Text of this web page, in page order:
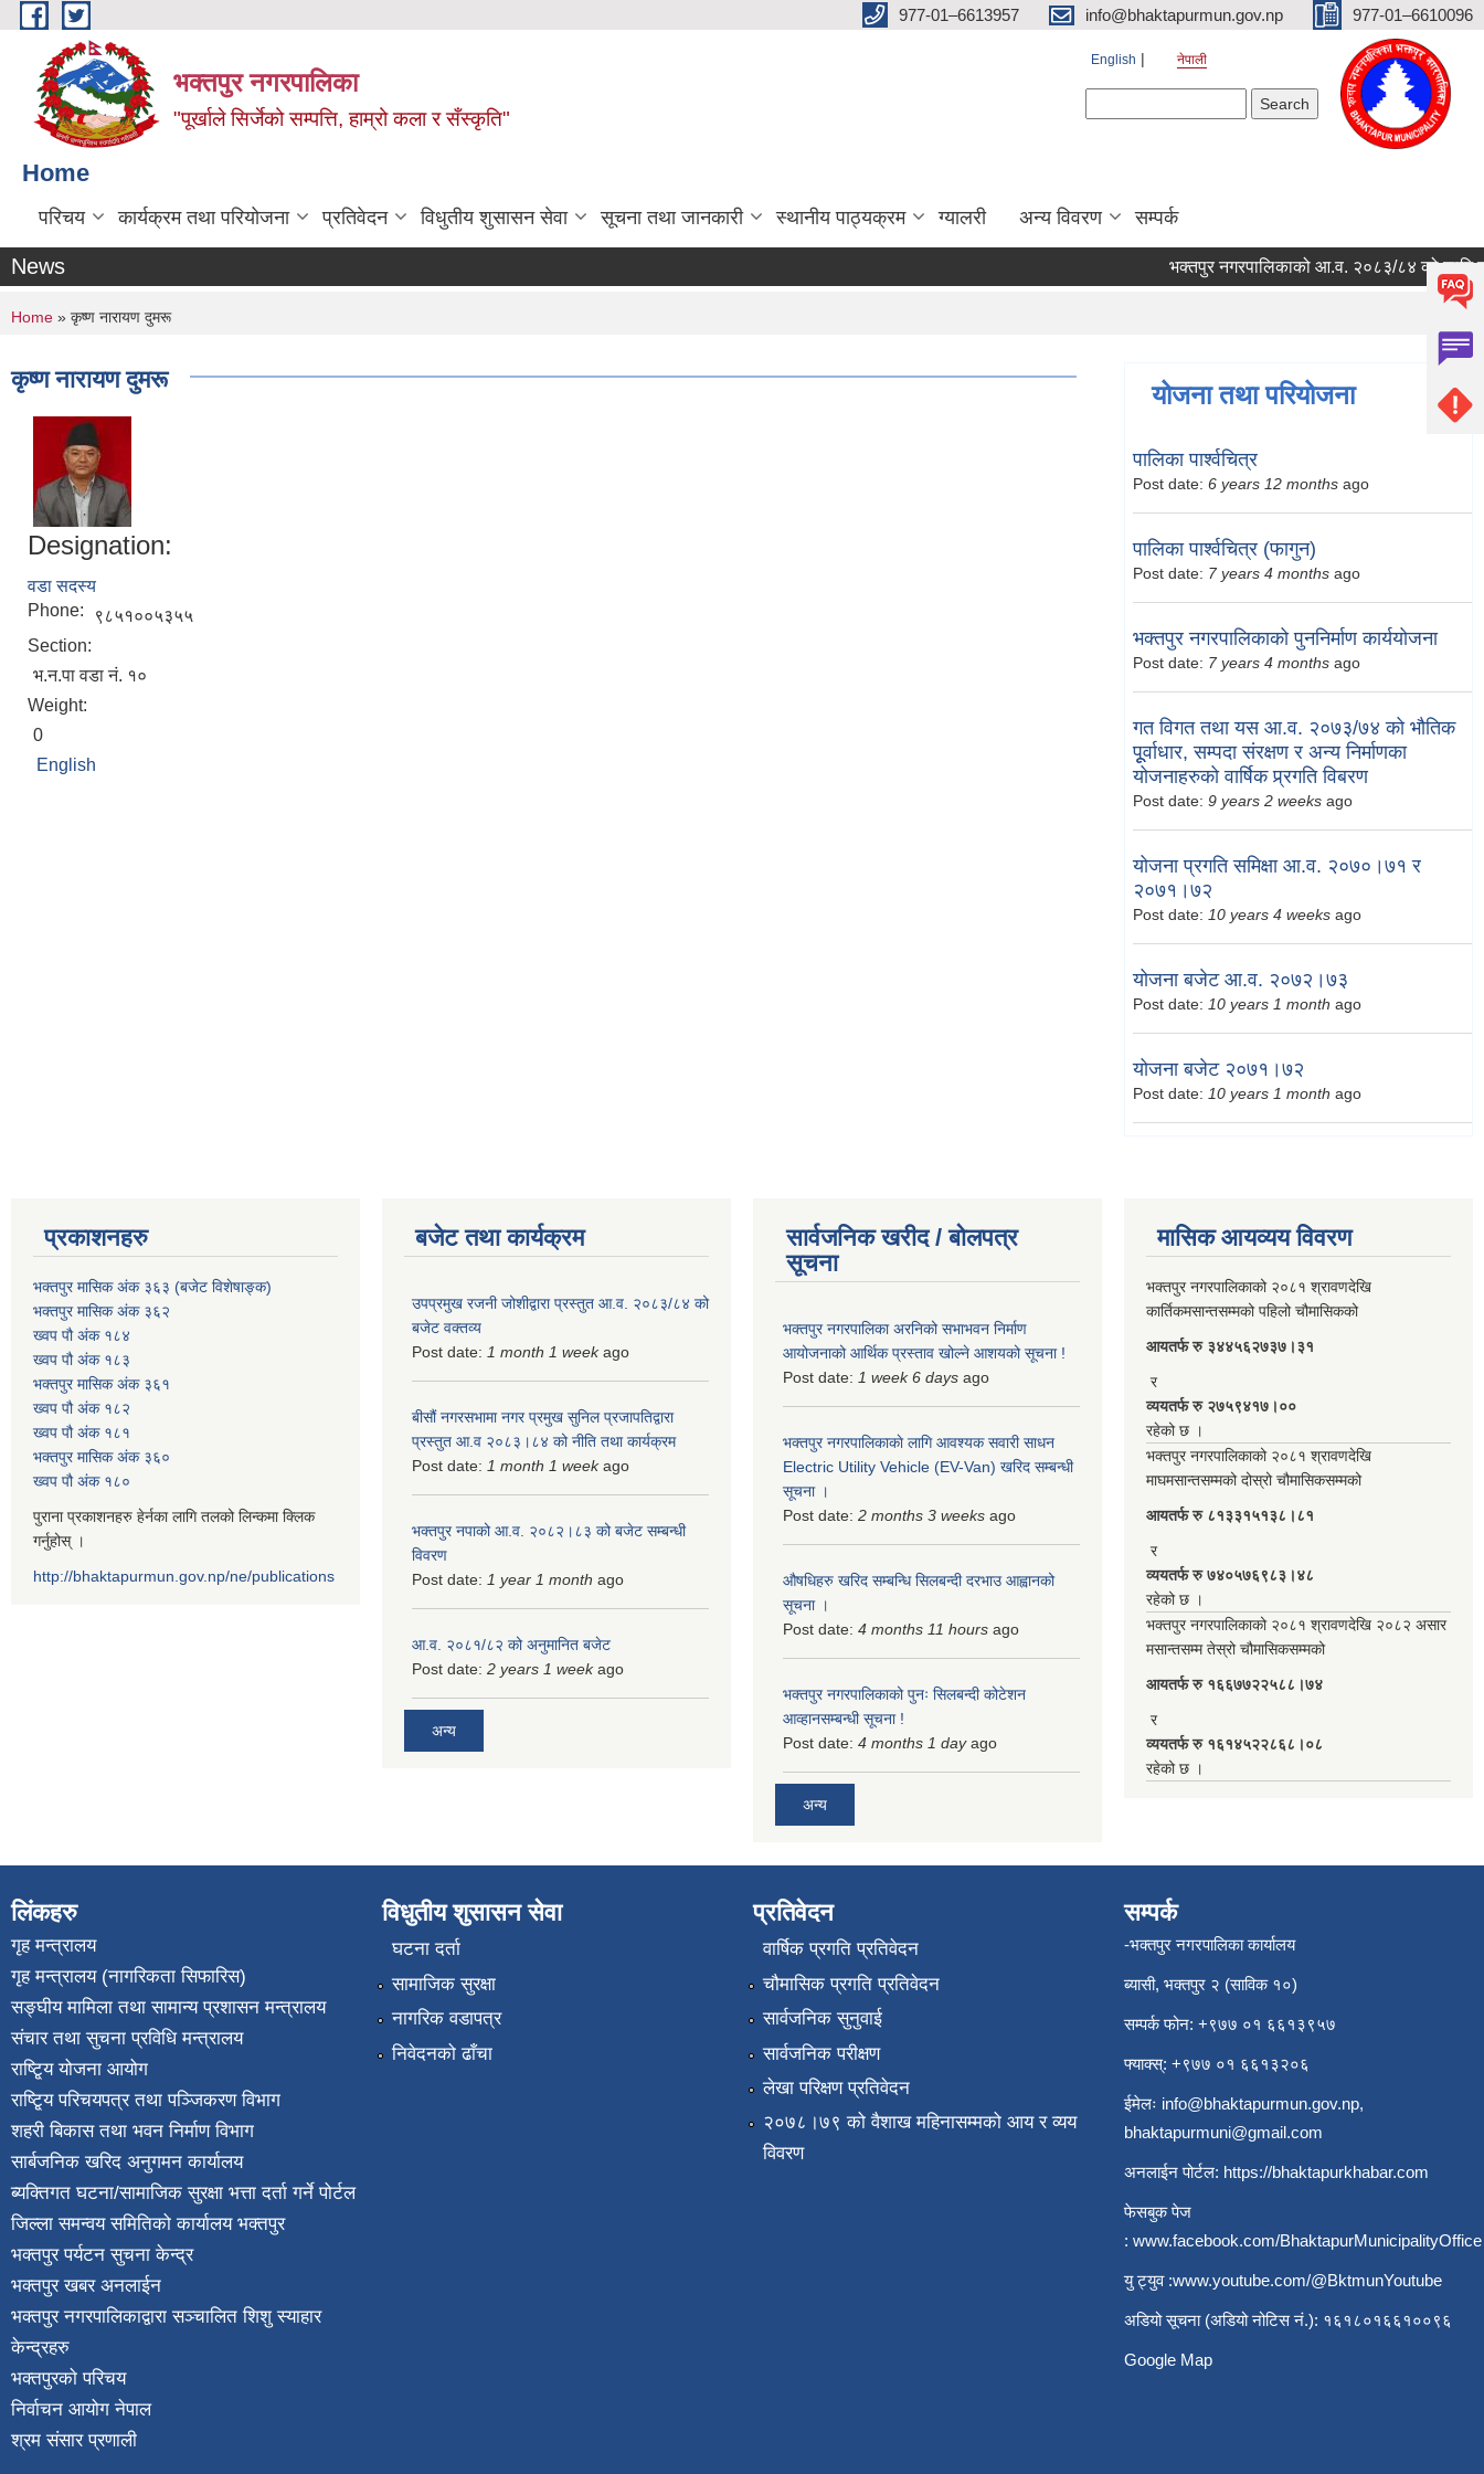
Skip to main content 977-01–6613957 info@bhaktapurmun.gov.np 977-01–6610096
भक्तपुर नगरपालिका
"पूर्खाले सिर्जेको सम्पत्ति, हाम्रो कला र सँस्कृति"
English नेपाली
Home
परिचय कार्यक्रम तथा परियोजना प्रतिवेदन विधुतीय शुसासन सेवा सूचना तथा जानकारी स्थानीय पाठ्यक्रम ग्यालरी अन्य विवरण सम्पर्क
News भक्तपुर नगरपालिकाको आ.व. २०८३/८४ को लागि
You are here
Home » कृष्ण नारायण दुमरू
कृष्ण नारायण दुमरू
Designation:
वडा सदस्य
Phone:
९८५१००५३५५
Section:
भ.न.पा वडा नं. १०
Weight:
0
English
योजना तथा परियोजना
पालिका पार्श्वचित्र
Post date: 6 years 12 months ago
पालिका पार्श्वचित्र (फागुन)
Post date: 7 years 4 months ago
भक्तपुर नगरपालिकाको पुननिर्माण कार्ययोजना
Post date: 7 years 4 months ago
गत विगत तथा यस आ.व. २०७३/७४ को भौतिक
पूूर्वाधार, सम्पदा संरक्षण र अन्य निर्माणका
योजनाहरुको वार्षिक प्र्रगति विबरण
Post date: 9 years 2 weeks ago
योजना प्रगति समिक्षा आ.व. २०७०।७१ र
२०७१।७२
Post date: 10 years 4 weeks ago
योजना बजेट आ.व. २०७२।७३
Post date: 10 years 1 month ago
योजना बजेट २०७१।७२
Post date: 10 years 1 month ago
प्रकाशनहरु
भक्तपुर मासिक अंक ३६३ (बजेट विशेषाङ्क)
भक्तपुर मासिक अंक ३६२
ख्वप पौ अंक १८४
ख्वप पौ अंक १८३
भक्तपुर मासिक अंक ३६१
ख्वप पौ अंक १८२
ख्वप पौ अंक १८१
भक्तपुर मासिक अंक ३६०
ख्वप पौ अंक १८०
पुराना प्रकाशनहरु हेर्नका लागि तलको लिन्कमा क्लिक
गर्नुहोस् ।
http://bhaktapurmun.gov.np/ne/publications
बजेट तथा कार्यक्रम
उपप्रमुख रजनी जोशीद्वारा प्रस्तुत आ.व. २०८३/८४ को
बजेट वक्तव्य
Post date: 1 month 1 weekago
बीसौं नगरसभामा नगर प्रमुख सुनिल प्रजापतिद्वारा
प्रस्तुत आ.व‍ २०८३।८४ को नीति तथा कार्यक्रम
Post date: 1 month 1 weekago
भक्तपुर नपाको आ.व. २०८२।८३ को बजेट सम्बन्धी
विवरण
Post date: 1 year 1 month ago
आ.व. २०८१/८२ को अनुमानित बजेट
Post date: 2 years 1 weekago
अन्य
सार्वजनिक खरीद / बोलपत्र
सूचना
भक्तपुर नगरपालिका अरनिको सभाभवन निर्माण
आयोजनाको आर्थिक प्रस्ताव खोल्ने आशयको सूचना !
Post date: 1 week 6 days ago
भक्तपुर नगरपालिकाकाे लागि आवश्यक सवारी साधन
Electric Utility Vehicle (EV-Van) खरिद सम्बन्धी
सूचना ।
Post date: 2 months 3 weeks ago
औषधिहरु खरिद सम्बन्धि सिलबन्दी दरभाउ आह्वानको
सूचना ।
Post date: 4 months 11 hours ago
भक्तपुर नगरपालिकाको पुनः सिलबन्दी कोटेशन
आव्हानसम्बन्धी सूचना !
Post date: 4 months 1 dayago
अन्य
मासिक आयव्यय विवरण
भक्तपुर नगरपालिकाको २०८१ श्रावणदेखि
कार्तिकमसान्तसम्मको पहिलो चौमासिकको
आयतर्फ रु‌ ३४४५६२७३७।३१
र
व्ययतर्फ रु २७५९४१७।००
रहेको छ ।
भक्तपुर नगरपालिकाको २०८१ श्रावणदेखि
माघमसान्तसम्मको दोस्रो चौमासिकसम्मको
आयतर्फ रु‌ ८१३३१५१३८।८१
र
व्ययतर्फ रु ७४०५७६९८३।४८
रहेको छ ।
भक्तपुर नगरपालिकाको २०८१ श्रावणदेखि २०८२ असार
मसान्तसम्म तेस्रो चौमासिकसम्मको
आयतर्फ रु‌ १६६७७२२५८८।७४
र
व्ययतर्फ रु १६१४५२२८६८।०८
रहेको छ ।
लिंकहरु
गृह मन्त्रालय
गृह मन्त्रालय (नागरिकता सिफारिस)
सङ्घीय मामिला तथा सामान्य प्रशासन मन्त्रालय
संचार तथा सुचना प्रविधि मन्त्रालय
राष्टि्ृय योजना आयोग
राष्टि्ृय परिचयपत्र तथा पञ्जिकरण विभाग
शहरी बिकास तथा भवन निर्माण विभाग
सार्बजनिक खरिद अनुगमन कार्यालय
ब्यक्तिगत घटना/सामाजिक सुरक्षा भत्ता दर्ता गर्ने पोर्टल
जिल्ला समन्वय समितिको कार्यालय भक्तपुर
भक्तपुर पर्यटन सुचना केन्द्र
भक्तपुर खबर अनलाईन
भक्तपुर नगरपालिकाद्वारा सञ्चालित शिशु स्याहार
केन्द्रहरु
भक्तपुरकाे परिचय
निर्वाचन आयोग नेपाल
श्रम संसार प्रणाली
विधुतीय शुसासन सेवा
घटना दर्ता
सामाजिक सुरक्षा
नागरिक वडापत्र
निवेदनको ढाँचा
प्रतिवेदन
वार्षिक प्रगति प्रतिवेदन
चौमासिक प्रगति प्रतिवेदन
सार्वजनिक सुनुवाई
सार्वजनिक परीक्षण
लेखा परिक्षण प्रतिवेदन
२०७८।७९ को वैशाख महिनासम्मको आय र व्यय
विवरण
सम्पर्क
-भक्तपुर नगरपालिका कार्यालय
ब्यासी, भक्तपुर २ (साविक १०)
सम्पर्क फोन: +९७७ ०१ ६६१३९५७
फ्याक्स्: +९७७ ०१ ६६१३२०६
ईमेलः info@bhaktapurmun.gov.np,
bhaktapurmuni@gmail.com
अनलाईन पोर्टल: https://bhaktapurkhabar.com
फेसबुक पेज
: www.facebook.com/BhaktapurMunicipalityOffice
यु ट्युव :www.youtube.com/@BktmunYoutube
अडियो सूचना (अडियो नोटिस नं.): १६१८०१६६१००९६
Google Map